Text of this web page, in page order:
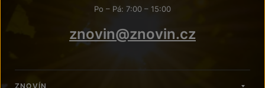
Po – Pá: 7:00 – 15:00
znovin@znovin.cz
ZNOVÍN